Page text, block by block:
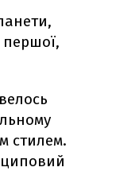
першої,
стилем.